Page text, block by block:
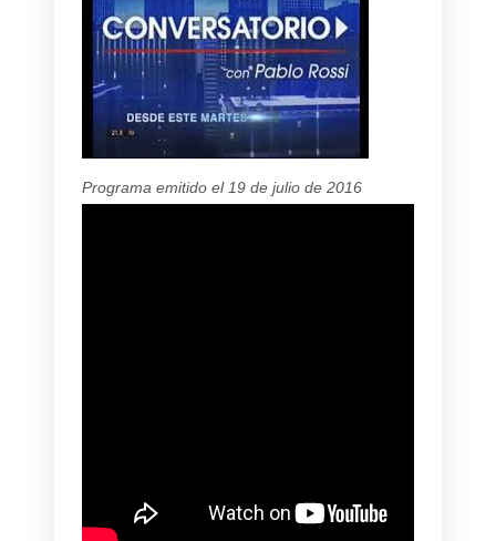
Programa emitido el 19 de julio de 2016